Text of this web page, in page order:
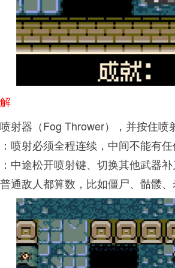
射器（Fog Thrower），并按住
喷射必须全程连续，中间不能有
中途松开喷射键、切换其他武器
通敌人都算数，比如僵尸、骷髅